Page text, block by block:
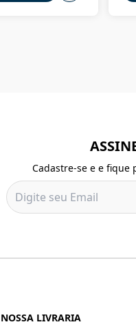
Cadastre-se e e fique
NOSSA LIVRARIA